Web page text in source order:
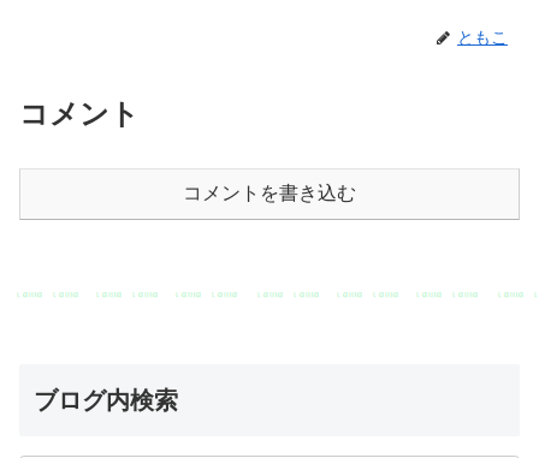
ともこ
コメント
コメントを書き込む
ブログ内検索